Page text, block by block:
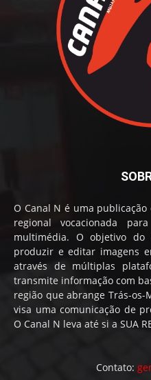
O Canal N é uma
regional vocacionada
multimédia. O objetivo
produzir e editar imagens
através de múltiplas
transmite informação com
região que abrange Trás-os-
visa uma comunicação de
O Canal N leva até si a SUA
Contato: